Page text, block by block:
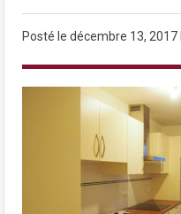
Posté le décembre 13, 2017